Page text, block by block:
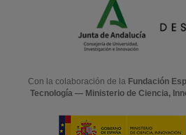
Con la colaboración de la Fundación
Tecnología — Ministerio de Ciencia,